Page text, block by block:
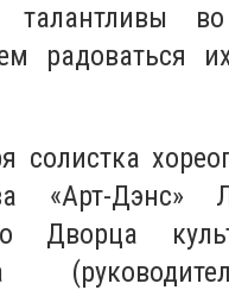
талантливы
радоваться
солистка
«Арт-Дэнс»
Дворца